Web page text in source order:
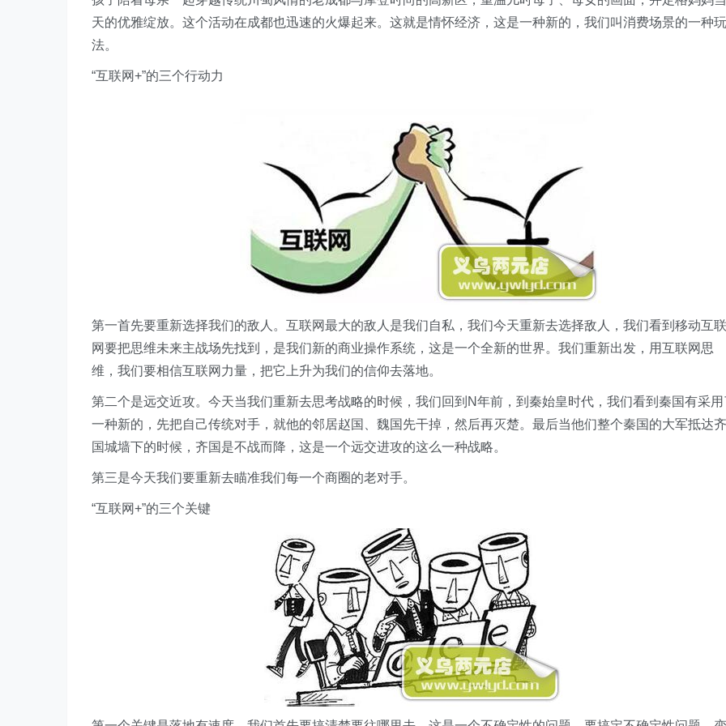
天的优雅绽放。这个活动在成都也迅速的火爆起来。这就是情怀经济，这是一种新的，我们叫消费场景的一种玩
法。
“互联网+”的三个行动力
第一首先要重新选择我们的敌人。互联网最大的敌人是我们自私，我们今天重新去选择敌人，我们看到移动互联
网要把思维未来主战场先找到，是我们新的商业操作系统，这是一个全新的世界。我们重新出发，用互联网思
维，我们要相信互联网力量，把它上升为我们的信仰去落地。
第二个是远交近攻。今天当我们重新去思考战略的时候，我们回到N年前，到秦始皇时代，我们看到秦国有采用
一种新的，先把自己传统对手，就他的邻居赵国、魏国先干掉，然后再灭楚。最后当他们整个秦国的大军抵达齐
国城墙下的时候，齐国是不战而降，这是一个远交进攻的这么一种战略。
第三是今天我们要重新去瞄准我们每一个商圈的老对手。
“互联网+”的三个关键